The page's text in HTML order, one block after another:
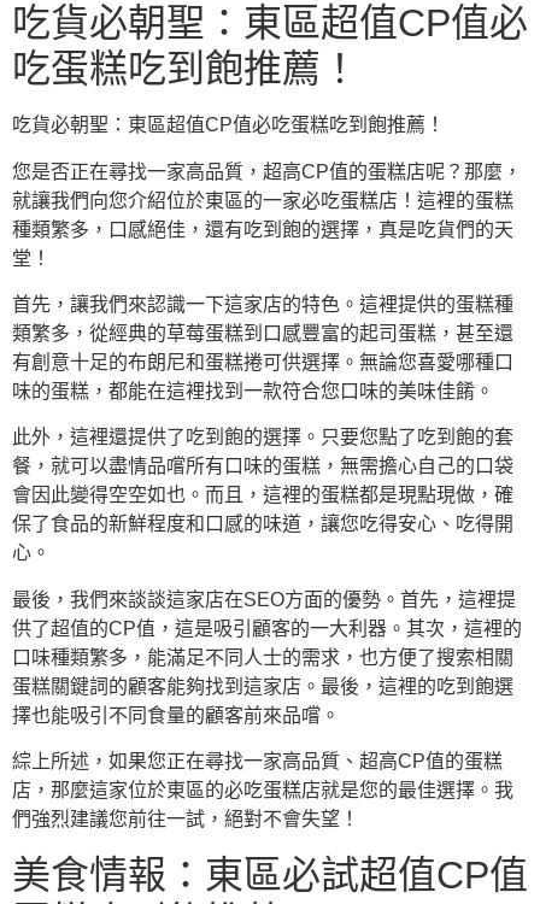
吃貨必朝聖：東區超值CP值必
吃蛋糕吃到飽推薦！
吃貨必朝聖：東區超值CP值必吃蛋糕吃到飽推薦！
您是否正在尋找一家高品質，超高CP值的蛋糕店呢？那麼，
就讓我們向您介紹位於東區的一家必吃蛋糕店！這裡的蛋糕
種類繁多，口感絕佳，還有吃到飽的選擇，真是吃貨們的天
堂！
首先，讓我們來認識一下這家店的特色。這裡提供的蛋糕種
類繁多，從經典的草莓蛋糕到口感豐富的起司蛋糕，甚至還
有創意十足的布朗尼和蛋糕捲可供選擇。無論您喜愛哪種口
味的蛋糕，都能在這裡找到一款符合您口味的美味佳餚。
此外，這裡還提供了吃到飽的選擇。只要您點了吃到飽的套
餐，就可以盡情品嚐所有口味的蛋糕，無需擔心自己的口袋
會因此變得空空如也。而且，這裡的蛋糕都是現點現做，確
保了食品的新鮮程度和口感的味道，讓您吃得安心、吃得開
心。
最後，我們來談談這家店在SEO方面的優勢。首先，這裡提
供了超值的CP值，這是吸引顧客的一大利器。其次，這裡的
口味種類繁多，能滿足不同人士的需求，也方便了搜索相關
蛋糕關鍵詞的顧客能夠找到這家店。最後，這裡的吃到飽選
擇也能吸引不同食量的顧客前來品嚐。
綜上所述，如果您正在尋找一家高品質、超高CP值的蛋糕
店，那麼這家位於東區的必吃蛋糕店就是您的最佳選擇。我
們強烈建議您前往一試，絕對不會失望！
美食情報：東區必試超值CP值